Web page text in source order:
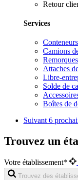
Retour
Services
Camions
Attaches
Libre-
Solde de
Boîtes de
Suivant 6
Trouvez un
Votre établissement*
Trouvez des